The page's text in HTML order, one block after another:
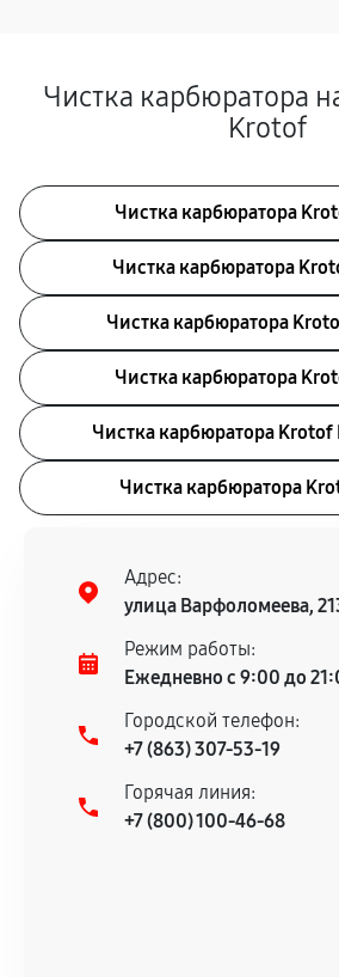
Чистка карбюратора
Krotof
Чистка карбюратора
Чистка карбюратора
Чистка карбюратора
Чистка карбюратора
Чистка карбюратора Krotof
Чистка карбюратора
Адрес:
улица Варфоломеева,
Режим работы:
Ежедневно с 9:00 до
Городской телефон:
+7 (863) 307-53-19
Горячая линия:
+7 (800) 100-46-68